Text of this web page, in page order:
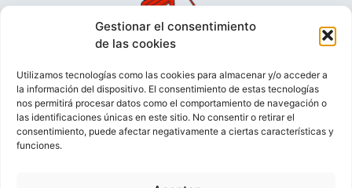
Gestionar el consentimiento
de las cookies
Utilizamos tecnologías como las cookies para almacenar y/o acceder a
la información del dispositivo. El consentimiento de estas tecnologías
nos permitirá procesar datos como el comportamiento de navegación o
las identificaciones únicas en este sitio. No consentir o retirar el
consentimiento, puede afectar negativamente a ciertas características y
funciones.